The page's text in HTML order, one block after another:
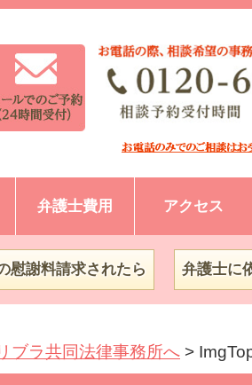
弁護士費用 アクセス
慰謝料請求されたら 弁護士に
ブラ共同法律事務所へ >